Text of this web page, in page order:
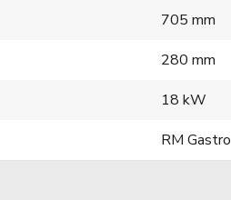
705 mm
280 mm
18 kW
RM Gastro